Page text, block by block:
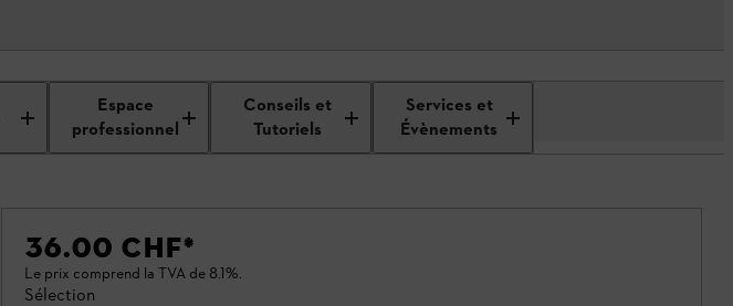
Espace
professionnel
Conseils et
Tutoriels
Services et
Évènements
36.00 CHF*
Le prix comprend la TVA de 8.1%.
Sélection